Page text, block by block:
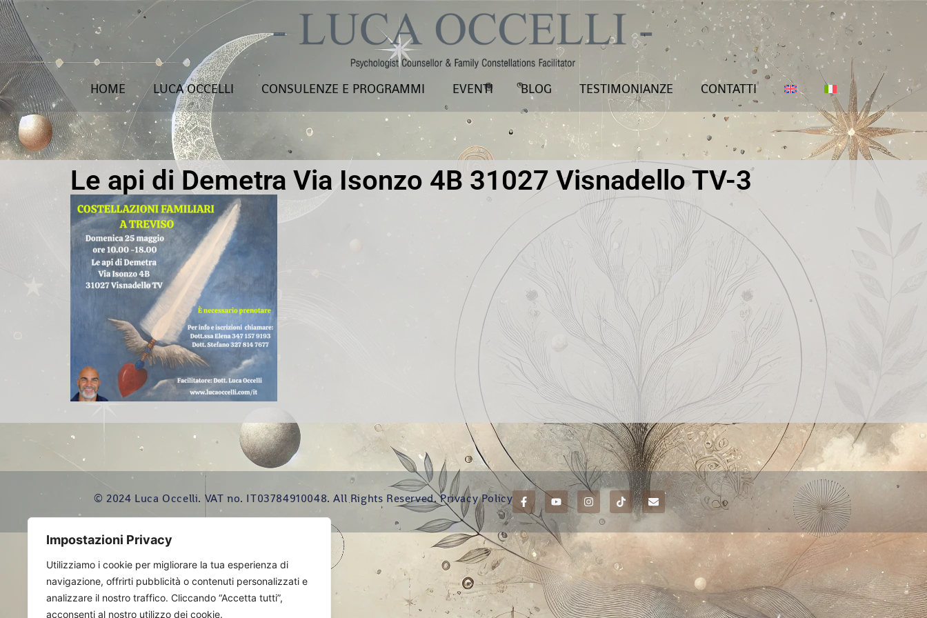
Impostazioni Privacy
Utilizziamo i cookie per migliorare la tua esperienza di
navigazione, offrirti pubblicità o contenuti personalizzati e
analizzare il nostro traffico. Cliccando “Accetta tutti”,
acconsenti al nostro utilizzo dei cookie.
HOME LUCA OCCELLI CONSULENZE E PROGRAMMI EVENTI BLOG TESTIMONIANZE CONTATTI
Le api di Demetra Via Isonzo 4B 31027 Visnadello TV-3
© 2024 Luca Occelli. VAT no. IT03784910048. All Rights Reserved.Privacy Policy